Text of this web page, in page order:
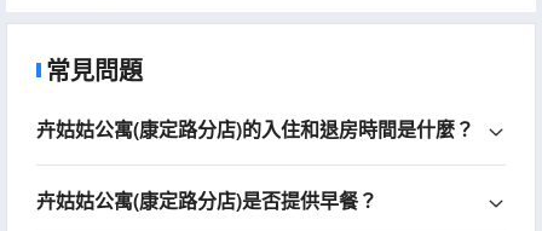
常見問題
卉姑姑公寓(康定路分店)的入住和退房時間是什麼？
卉姑姑公寓(康定路分店)是否提供早餐？